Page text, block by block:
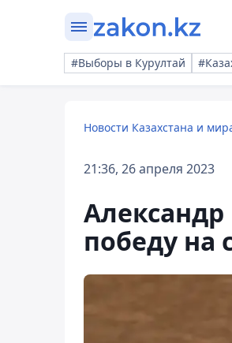
#Выборы в Курултай
Новости Казахстана и
21:36, 26 апреля 2023
победу на